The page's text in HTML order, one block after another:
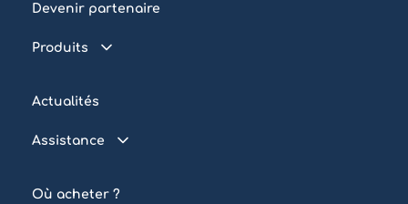
Devenir partenaire
Produits
Automatisation
Actualités
Assistance
Où acheter ?